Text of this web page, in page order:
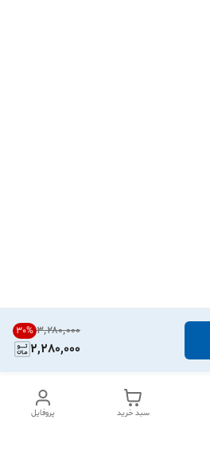
۳٬۲۸۰٬۰۰۰ 30%
2,280,000
پروفایل سبد خرید